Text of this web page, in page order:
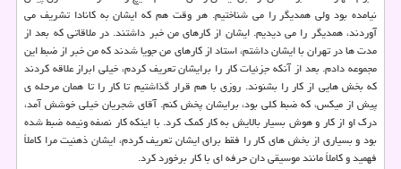
نیامده بود ولی همدیگر را می شناختیم. هر وقت هم كه ایشان به كانادا تشریف می
آوردند، همدیگر را می دیدیم. ایشان از كارهای من خبر داشتند. در ملاقاتی كه بعد از
مدت ها در تهران با ایشان داشتم، استاد از كارهای من جویا شدند كه من خبر از ضبط این
مجموعه دادم. بعد از آنكه جزئیات كار را برایشان تعریف كردم، خیلی ابراز علاقه كردند
كه بخش هایی از كار را بشنوند. روزی با هم قرار گذاشتیم تا كار را تا همان مرحله ی
پیش از میكس، كه ضبط كلی بود، برایشان پخش كنم. آقای شجریان خیلی خوشش آمد،
درك او از كار و هوش بسیار بالایش به كار كمك كرد. با اینكه كار نصفه ونیمه ضبط شده
بود و بسیاری از بخش های كار را فقط برای ایشان تعریف كردم، ایشان ذهنیت مرا كاملاً
فهمید و كاملاً مانند موسیقی دان حرفه ای با كار برخورد كرد.